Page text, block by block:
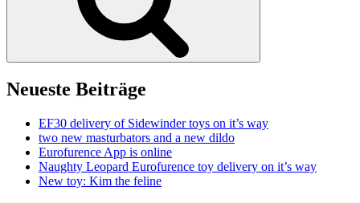
Neueste Beiträge
EF30 delivery of Sidewinder toys on it’s way
two new masturbators and a new dildo
Eurofurence App is online
Naughty Leopard Eurofurence toy delivery on it’s way
New toy: Kim the feline